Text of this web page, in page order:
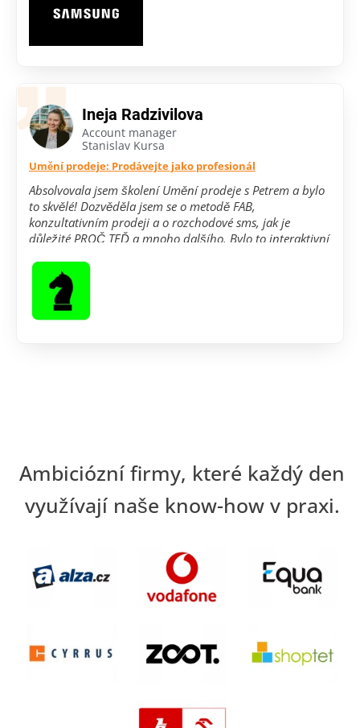
námitkamizákazníků, jak prodávat víc a lépe. A ty
Ineja Radzivilova
Account manager
Stanislav Kursa
Umění prodeje: Prodávejte jako profesionál
Absolvovala jsem školení Umění prodeje s Petrem a bylo
to skvělé! Dozvěděla jsem se o metodě FAB,
konzultativním prodeji a o rozchodové sms, jak je
důležité PROČ TEĎ a mnoho dalšího. Bylo to interaktivní
nejlepší je, že vědomě jsem to vše implementovala a
opravdu to funguje!
odhalit sama, co chybělo k tomu, aby klient byl
uzavřený nebo taky s klidem pustit a neztrácet čas
Ambiciózní firmy, které každý den
využívají naše know-how v praxi.